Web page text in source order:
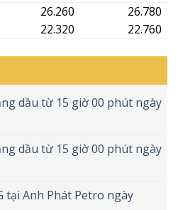
26.780
26.260
22.760
22.320
dầu từ 15 giờ 00 phút ngày
dầu từ 15 giờ 00 phút ngày
tại Anh Phát Petro ngày